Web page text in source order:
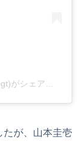
たが、山本圭壱